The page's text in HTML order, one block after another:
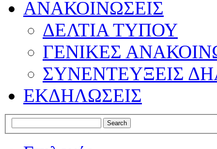
ΑΝΑΚΟΙΝΩΣΕΙΣ
ΔΕΛΤΙΑ ΤΥΠΟΥ
ΓΕΝΙΚΕΣ
ΣΥΝΕΝΤΕΥΞΕΙΣ
ΕΚΔΗΛΩΣΕΙΣ